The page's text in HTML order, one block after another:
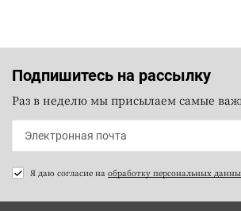
Подпишитесь на рассылку
Раз в неделю мы присылаем самые
Я даю согласие на обработку персональных